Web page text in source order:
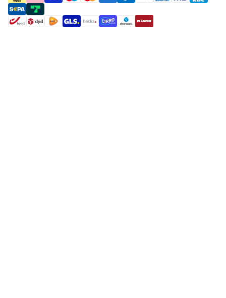
payment methods
shipment methods